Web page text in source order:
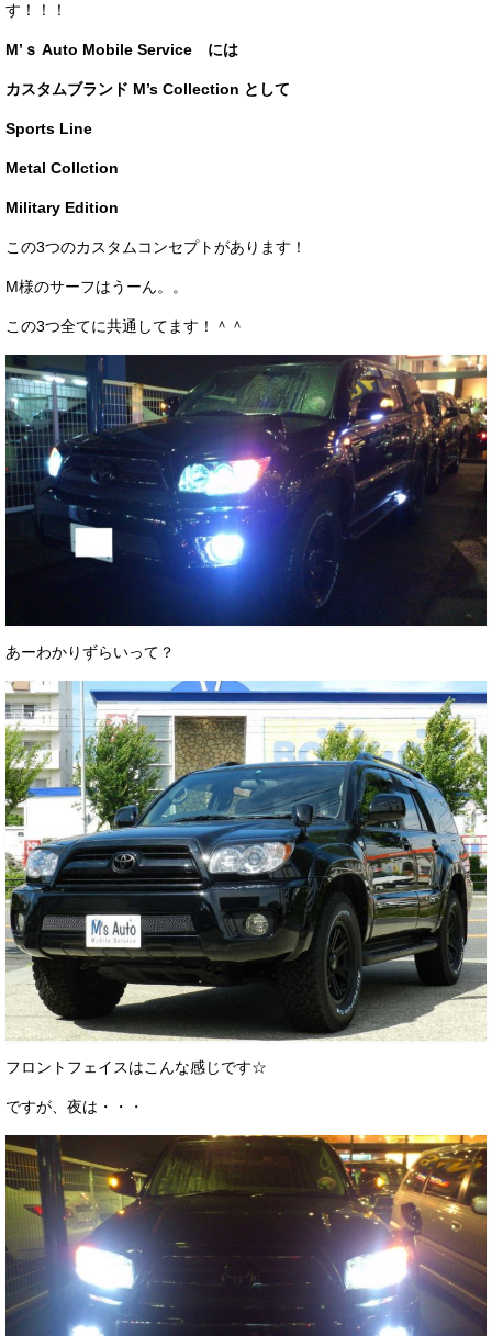
スタッフブログ
お客様の声
お問い合わせ
す！！！
M’ｓ Auto Mobile Service には
カスタムブランド M’s Collection として
Sports Line
Metal Collction
Military Edition
この3つのカスタムコンセプトがあります！
M様のサーフはうーん。。
この3つ全てに共通してます！＾＾
あーわかりずらいって？
フロントフェイスはこんな感じです☆
ですが、夜は・・・